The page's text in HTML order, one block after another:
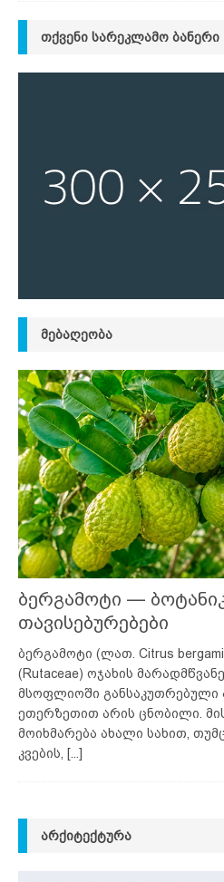
ᲗᲥᲕᲔᲜᲘ ᲡᲐᲠᲔᲙᲚᲐᲛᲝ ᲑᲐᲜᲔᲠᲘ
ᲛᲔᲑᲐᲦᲔᲝᲑᲐ
ბერგამოტი —
თავისებურებები
ბერგამოტი (ლათ. Citrus
(Rutaceae) ოჯახის
მსოფლიოში განსაკუთრებული
ეთერზეთით არის ცნობილი.
მოიხმარება ახალი სახით,
კვების,
[...]
ᲐᲠᲥᲘᲢᲔᲥᲢᲣᲠᲐ